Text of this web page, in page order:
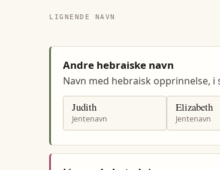
LIGNENDE NAVN
Andre hebraiske navn
Navn med hebraisk opprinnelse,
Judith
Jentenavn
Elizabeth
Jentenavn